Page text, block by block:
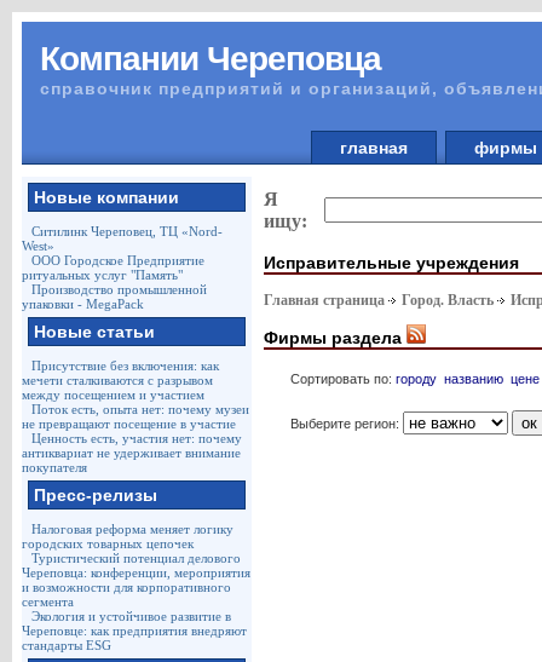
Компании Череповца
справочник предприятий и организаций,
главная
Новые компании
Ситилинк Череповец, ТЦ «Nord-
West»
ООО Городское Предприятие
ритуальных услуг "Память"
Производство промышленной
упаковки - MegaPack
Новые статьи
Присутствие без включения: как
мечети сталкиваются с разрывом
между посещением и участием
Поток есть, опыта нет: почему музеи
не превращают посещение в участие
Ценность есть, участия нет: почему
антиквариат не удерживает внимание
покупателя
Пресс-релизы
Налоговая реформа меняет логику
городских товарных цепочек
Туристический потенциал делового
Череповца: конференции, мероприятия
и возможности для корпоративного
сегмента
Экология и устойчивое развитие в
Череповце: как предприятия внедряют
стандарты ESG
Я
ищу:
Исправительные учреждения
Главная страница Город. Власть
Фирмы раздела
Сортировать по: городу названию цене
Выберите регион: